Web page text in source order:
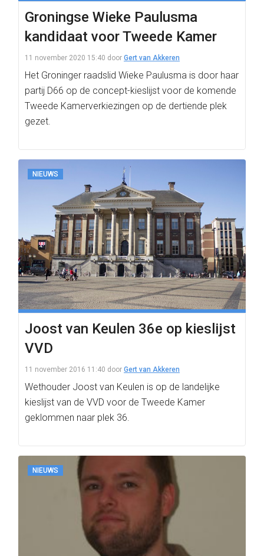
Groningse Wieke Paulusma
kandidaat voor Tweede Kamer
11 november 2020 15:40 door Gert van Akkeren
Het Groninger raadslid Wieke Paulusma is door haar
partij D66 op de concept-kieslijst voor de komende
Tweede Kamerverkiezingen op de dertiende plek
gezet.
NIEUWS
Joost van Keulen 36e op kieslijst
VVD
11 november 2016 11:40 door Gert van Akkeren
Wethouder Joost van Keulen is op de landelijke
kieslijst van de VVD voor de Tweede Kamer
geklommen naar plek 36.
NIEUWS